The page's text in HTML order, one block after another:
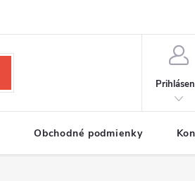
Obchodné podmienky